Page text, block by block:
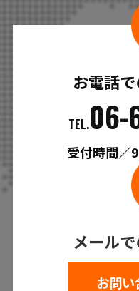
お電話
TEL.06-
受付時間／
メール
お問い